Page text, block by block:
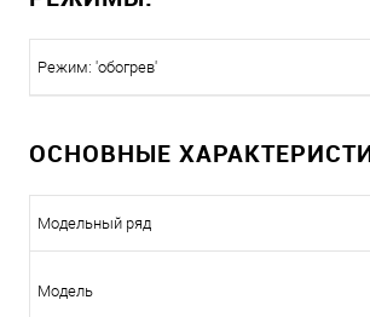
Режим: 'обогрев'
ОСНОВНЫЕ
Модельный ряд
Модель